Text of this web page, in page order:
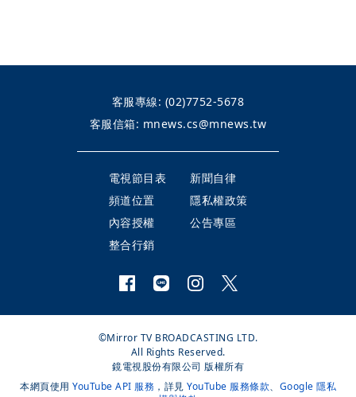
客服專線: (02)7752-5678
客服信箱: mnews.cs@mnews.tw
電視節目表
新聞自律
頻道位置
隱私權政策
內容授權
公告專區
整合行銷
©Mirror TV BROADCASTING LTD.
All Rights Reserved.
鏡電視股份有限公司 版權所有
本網頁使用 YouTube API 服務 ，詳見 YouTube 服務條款、 Google 隱私